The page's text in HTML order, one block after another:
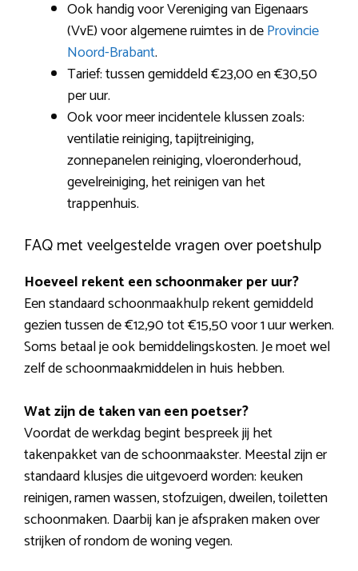
Ook handig voor Vereniging van Eigenaars
(VvE) voor algemene ruimtes in deProvincie
Noord-Brabant.
Tarief: tussen gemiddeld €23,00 en €30,50
per uur.
Ook voor meer incidentele klussen zoals:
ventilatie reiniging, tapijtreiniging,
zonnepanelen reiniging, vloeronderhoud,
gevelreiniging, het reinigen van het
trappenhuis.
FAQ met veelgestelde vragen over poetshulp
Hoeveel rekent een schoonmaker per uur?
Een standaard schoonmaakhulp rekent gemiddeld
gezien tussen de €12,90 tot €15,50 voor 1 uur werken.
Soms betaal je ook bemiddelingskosten. Je moet wel
zelf de schoonmaakmiddelen in huis hebben.
Wat zijn de taken van een poetser?
Voordat de werkdag begint bespreek jij het
takenpakket van de schoonmaakster. Meestal zijn er
standaard klusjes die uitgevoerd worden: keuken
reinigen, ramen wassen, stofzuigen, dweilen, toiletten
schoonmaken. Daarbij kan je afspraken maken over
strijken of rondom de woning vegen.